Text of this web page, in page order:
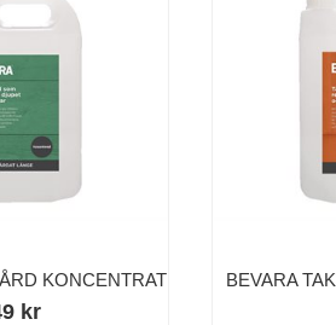
KONCENTRAT
kr
BEVARA